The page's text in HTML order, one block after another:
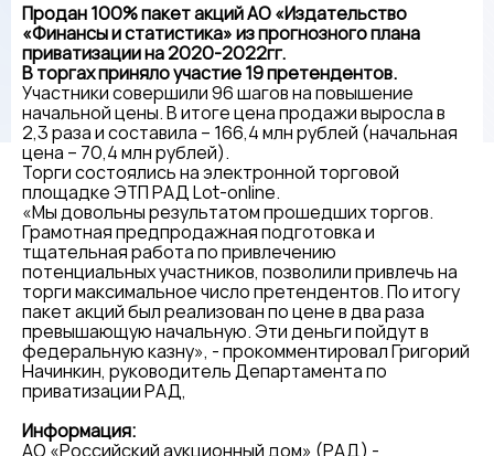
Продан 100% пакет акций АО «Издательство
«Финансы и статистика» из прогнозного плана
приватизации на 2020-2022гг.
В торгах приняло участие 19 претендентов.
Участники совершили 96 шагов на повышение
начальной цены. В итоге цена продажи выросла в
2,3 раза и составила – 166,4 млн рублей (начальная
цена – 70,4 млн рублей).
Торги состоялись на электронной торговой
площадке ЭТП РАД Lot-online.
«Мы довольны результатом прошедших торгов.
Грамотная предпродажная подготовка и
тщательная работа по привлечению
потенциальных участников, позволили привлечь на
торги максимальное число претендентов. По итогу
пакет акций был реализован по цене в два раза
превышающую начальную. Эти деньги пойдут в
федеральную казну», - прокомментировал Григорий
Начинкин, руководитель Департамента по
приватизации РАД,
Информация:
АО «Российский аукционный дом» (РАД) -